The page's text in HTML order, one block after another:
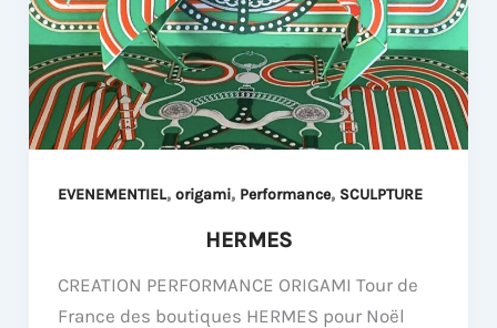
EVENEMENTIEL, origami, Performance, SCULPTURE
HERMES
CREATION PERFORMANCE ORIGAMI Tour de
France des boutiques HERMES pour Noël